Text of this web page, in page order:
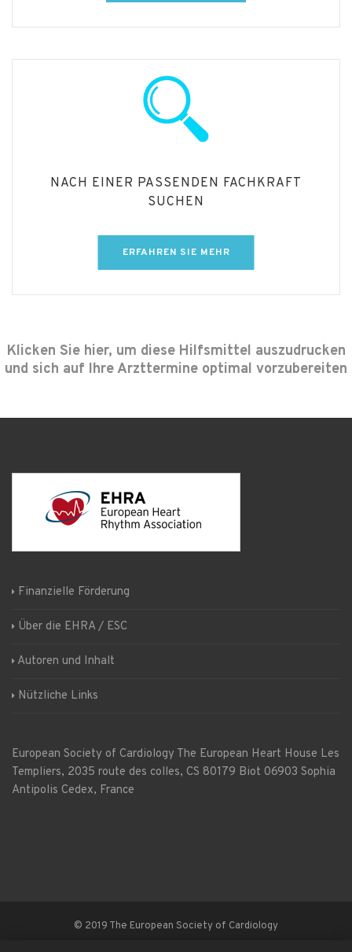
NACH EINER PASSENDEN FACHKRAFT
SUCHEN
ERFAHREN SIE MEHR
Klicken Sie hier, um diese Hilfsmittel auszudrucken
und sich auf Ihre Arzttermine optimal vorzubereiten
Finanzielle Förderung
Über die EHRA / ESC
Autoren und Inhalt
Nützliche Links
European Society of Cardiology The European Heart House Les
Templiers, 2035 route des colles, CS 80179 Biot 06903 Sophia
Antipolis Cedex, France
© 2019 The European Society of Cardiology